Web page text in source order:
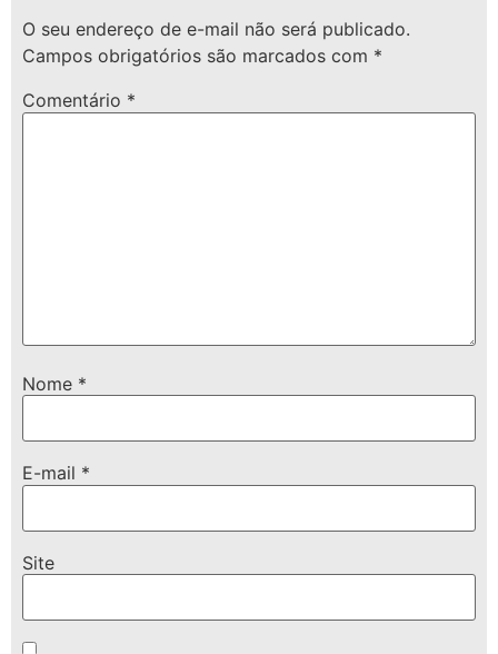
O seu endereço de e-mail não será publicado.
Campos obrigatórios são marcados com *
Comentário *
Nome *
E-mail *
Site